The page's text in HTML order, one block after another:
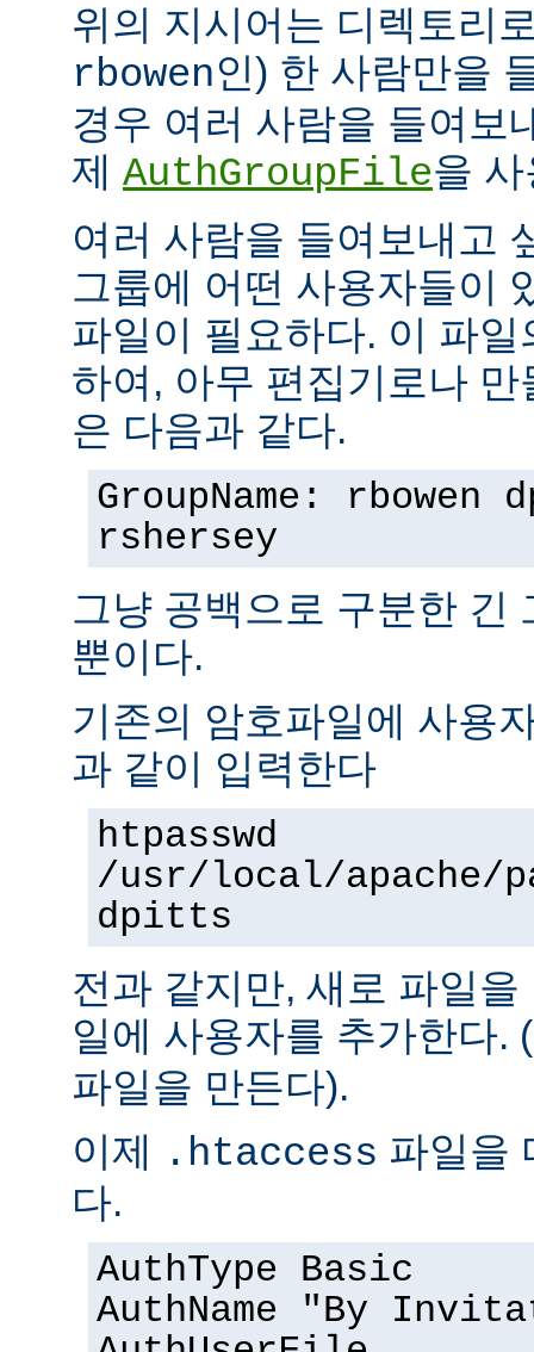
위의 지시어는 디렉토리
rbowen인) 한 사람만을
경우 여러 사람을 들여보
제 AuthGroupFile을
여러 사람을 들여보내고
그룹에 어떤 사용자들이
파일이 필요하다. 이 파
하여, 아무 편집기로나
은 다음과 같다.
GroupName: rbowen
rshersey
그냥 공백으로 구분한 긴
뿐이다.
기존의 암호파일에 사용
과 같이 입력한다
htpasswd
/usr/local/apache/
dpitts
전과 같지만, 새로 파일
일에 사용자를 추가한다. (
파일을 만든다).
이제 .htaccess 파일을
다.
AuthType Basic
AuthName "By